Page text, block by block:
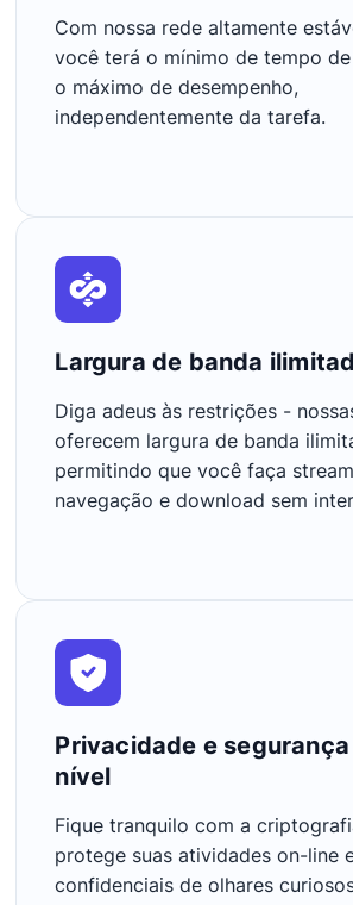
Com nossa rede altamente
você terá o mínimo de tempo
o máximo de desempenho,
independentemente da tarefa.
Largura de banda
Diga adeus às restrições -
oferecem largura de banda
permitindo que você faça
navegação e download sem
Privacidade e
nível
Fique tranquilo com a
protege suas atividades on-line
confidenciais de olhares